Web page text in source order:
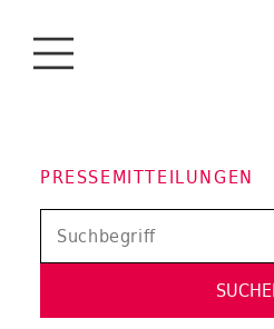
PRESSEMITTEILUNGEN